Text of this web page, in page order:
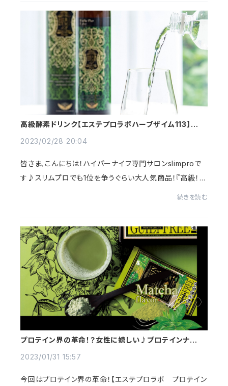
高級酵素ドリンク【エステプロラボハーブザイム113】で体
2023/02/28 20:04
皆さま、こんにちは！ハイパーナイフ専門サロンslimproで
す♪スリムプロでも1位を争うぐらい大人気商品！『高級！酵
続きを読む
プロテイン界の革命！？女性に嬉しい♪プロテインナチュ
2023/01/31 15:57
今回はプロテイン界の革命！【エステプロラボ プロテイン